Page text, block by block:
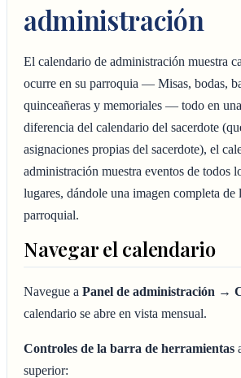
administración
El calendario de administración muestra
ocurre en su parroquia — Misas, bodas,
quinceañeras y memoriales — todo en
diferencia del calendario del sacerdote
asignaciones propias del sacerdote), el
administración muestra eventos de todos
lugares, dándole una imagen completa de
parroquial.
Navegar el calendario
Navegue a Panel de administración →
calendario se abre en vista mensual.
Controles de la barra de herramientas
superior: